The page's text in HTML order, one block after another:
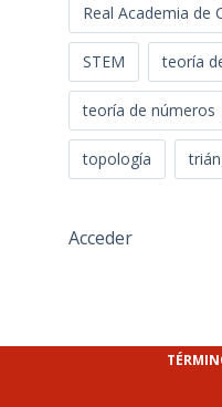
Real Academia de
STEM teoría
teoría de números
topología
Acceder